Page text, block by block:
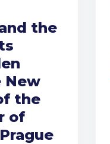
the
New
the
of